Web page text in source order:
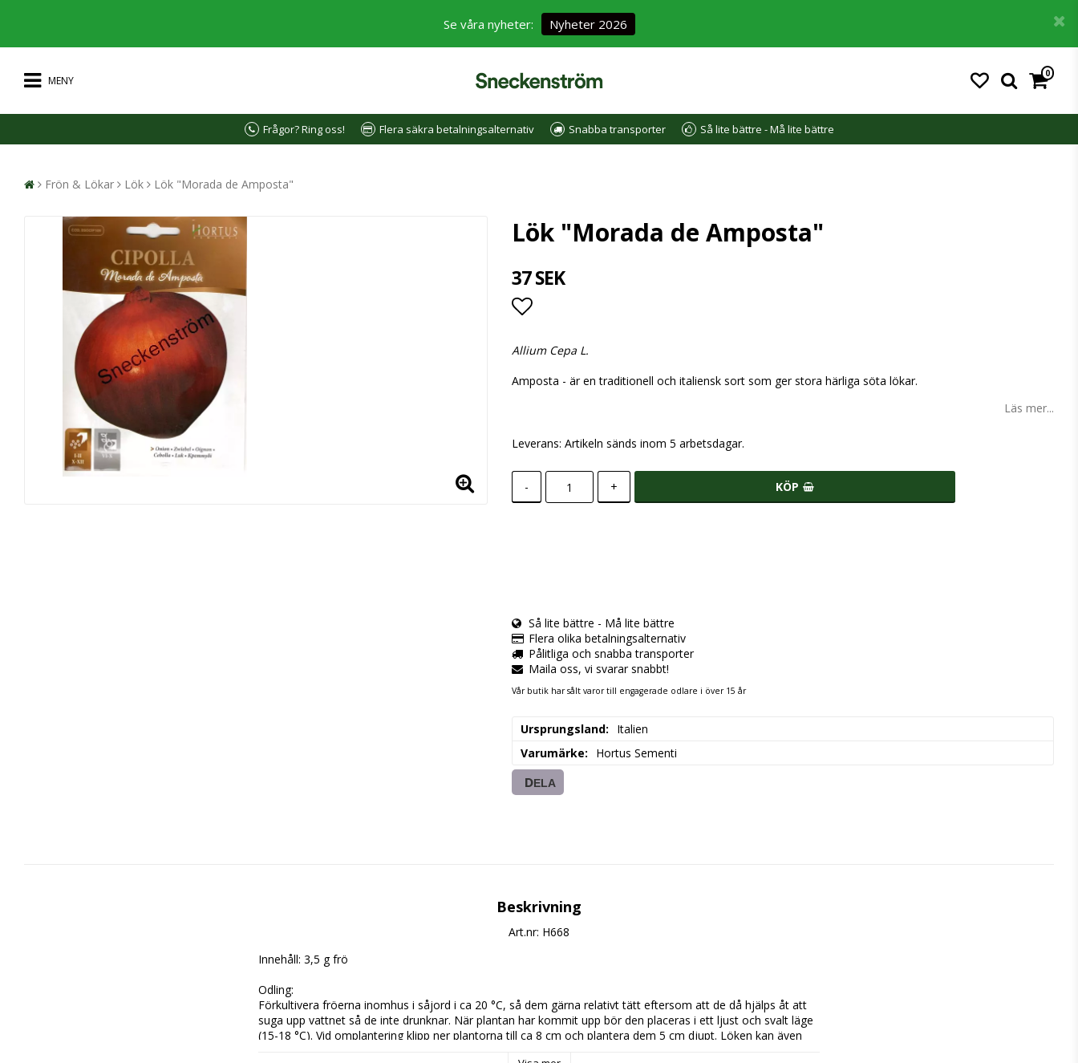
Se våra nyheter: Nyheter 2026
MENY
0
Frågor? Ring oss! Flera säkra betalningsalternativ Snabba transporter Så lite bättre - Må lite bättre
Frön & Lökar Lök Lök "Morada de Amposta"
Lök "Morada de Amposta"
37 SEK
Lägg till i favoritlistan
Allium Cepa L.
Amposta - är en traditionell och italiensk sort som ger stora härliga söta lökar.
Läs mer...
Leverans: Artikeln sänds inom 5 arbetsdagar.
- + KÖP
Så lite bättre - Må lite bättre
Flera olika betalningsalternativ
Pålitliga och snabba transporter
Maila oss, vi svarar snabbt!
Vår butik har sålt varor till engagerade odlare i över 15 år
Ursprungsland
Italien
Varumärke
Hortus Sementi
DELA
Beskrivning
Art.nr: H668
Innehåll: 3,5 g frö
Odling:
Förkultivera fröerna inomhus i såjord i ca 20 °C, så dem gärna relativt tätt eftersom att de då hjälps åt att
suga upp vattnet så de inte drunknar. När plantan har kommit upp bör den placeras i ett ljust och svalt läge
(15-18 °C). Vid omplantering klipp ner plantorna till ca 8 cm och plantera dem 5 cm djupt. Löken kan även